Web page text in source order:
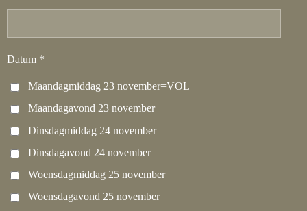
Datum *
Maandagmiddag 23 november=VOL
Maandagavond 23 november
Dinsdagmiddag 24 november
Dinsdagavond 24 november
Woensdagmiddag 25 november
Woensdagavond 25 november